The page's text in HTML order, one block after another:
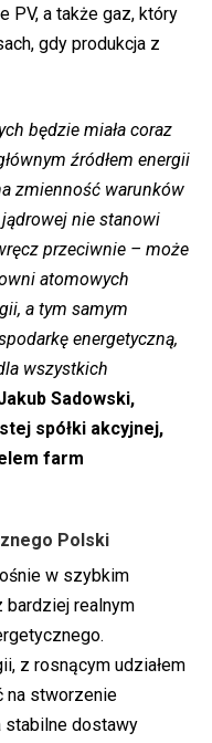
PV, a także gaz, który
gdy produkcja z
będzie miała coraz
źródłem energii
zmienność warunków
nie stanowi
przeciwnie – może
atomowych
a tym samym
energetyczną,
wszystkich
Sadowski,
spółki akcyjnej,
farm
Polski
w szybkim
bardziej realnym
z rosnącym udziałem
na stworzenie
stabilne dostawy